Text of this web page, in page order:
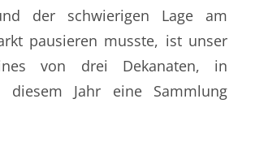
der schwierigen Lage am
pausieren musste, ist unser
von drei Dekanaten, in
diesem Jahr eine Sammlung